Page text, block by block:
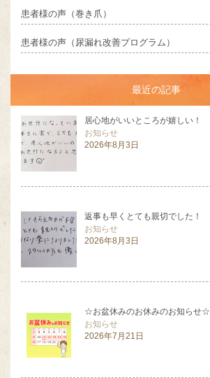
患者様の声（巻き爪）
患者様の声（尿漏れ改善プログラム）
最近の記事
居心地がいいところが嬉しい！
お知らせ
2026年8月3日
返事も早くとても親切でした！
お知らせ
2026年8月3日
☆お盆休みのお休みのお知らせ☆
お知らせ
2026年7月21日